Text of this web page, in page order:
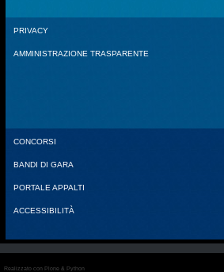
PRIVACY
AMMINISTRAZIONE TRASPARENTE
CONCORSI
BANDI DI GARA
PORTALE APPALTI
ACCESSIBILITÀ
Realizzato con Plone & Python